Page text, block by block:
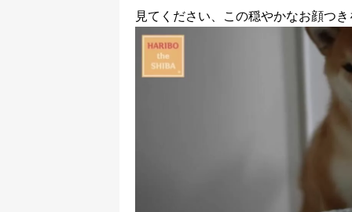
見てください、この穏やかなお顔つ